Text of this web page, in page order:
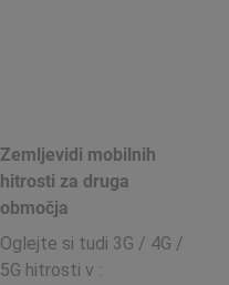
Zemljevidi mobilnih
hitrosti za druga
območja
Oglejte si tudi 3G / 4G /
5G hitrosti v :